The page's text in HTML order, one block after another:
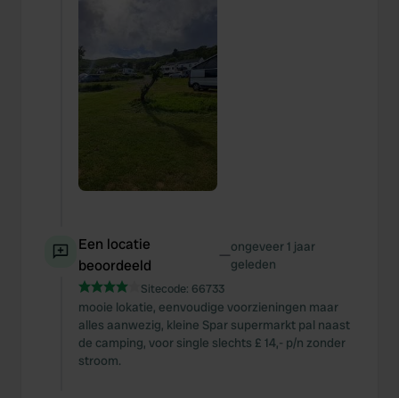
Een locatie
beoordeeld
—ongeveer 1 jaar
geleden
Sitecode: 66733
mooie lokatie, eenvoudige voorzieningen maar
alles aanwezig, kleine Spar supermarkt pal naast
de camping, voor single slechts £ 14,- p/n zonder
stroom.